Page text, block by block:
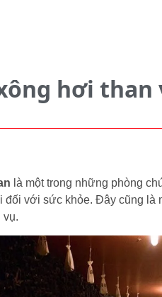
hơi
là một trong những phòng
đối với sức khỏe. Đây cũng là
vụ.